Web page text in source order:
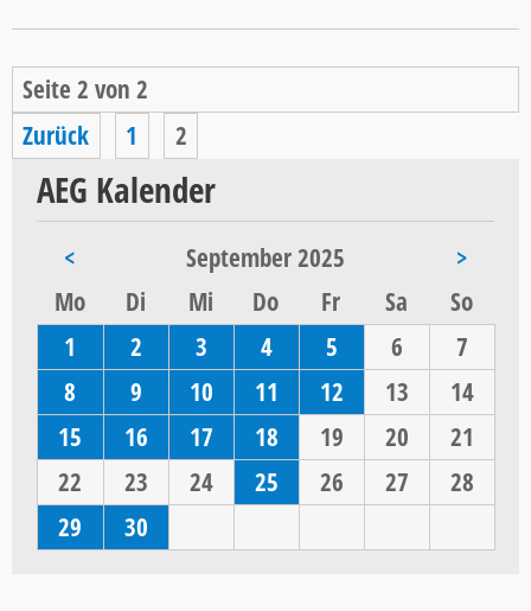
Seite 2 von 2
Zurück
1 2
AEG Kalender
< September 2025
>
MontagDienstag
Mittwoch
Donnerstag
FreitagSamstag
Sonntag
1
2 3 4 5 6
7
8
9 10 11 12 13
14
15
16 17 18 19 20
21
22
23 24 25 26 27
28
29
30